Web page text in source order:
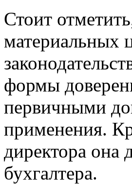
Стоит
материальных
формы
первичными
применения.
директора она
бухгалтера.